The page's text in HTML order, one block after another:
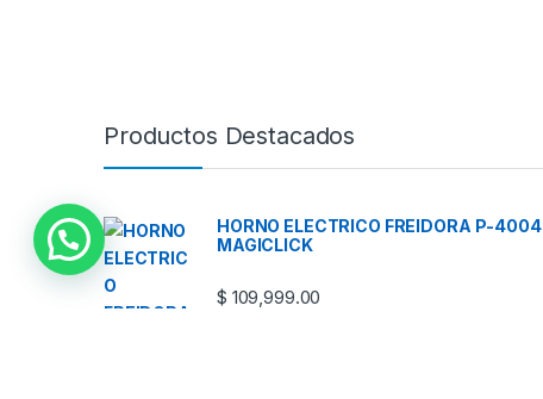
Productos Destacados
HORNO ELECTRICO FREIDORA P-4004
MAGICLICK
$ 109,999.00